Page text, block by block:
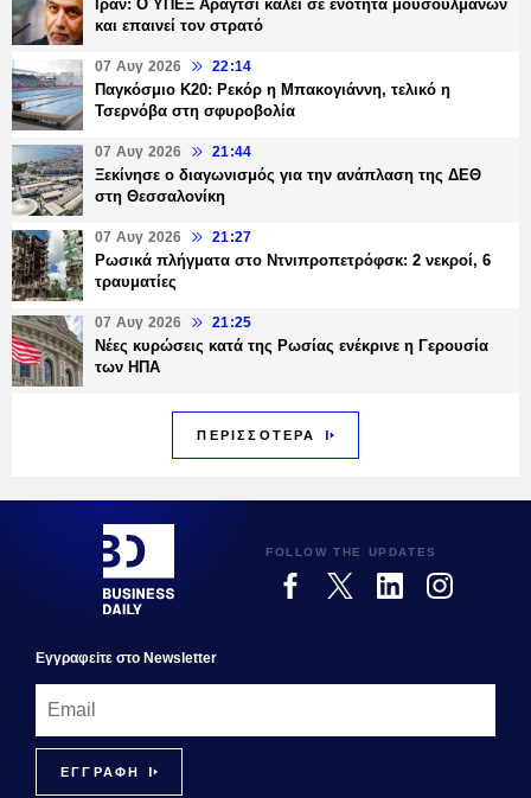
Ιράν: Ο ΥΠΕΞ Αραγτσί καλεί σε ενότητα μουσουλμάνων
και επαινεί τον στρατό
07 Αυγ 2026 22:14
Παγκόσμιο Κ20: Ρεκόρ η Μπακογιάννη, τελικό η
Τσερνόβα στη σφυροβολία
07 Αυγ 2026 21:44
Ξεκίνησε ο διαγωνισμός για την ανάπλαση της ΔΕΘ
στη Θεσσαλονίκη
07 Αυγ 2026 21:27
Ρωσικά πλήγματα στο Ντνιπροπετρόφσκ: 2 νεκροί, 6
τραυματίες
07 Αυγ 2026 21:25
Νέες κυρώσεις κατά της Ρωσίας ενέκρινε η Γερουσία
των ΗΠΑ
ΠΕΡΙΣΣΟΤΕΡΑ
FOLLOW THE UPDATES
Εγγραφεiτε στο Newsletter